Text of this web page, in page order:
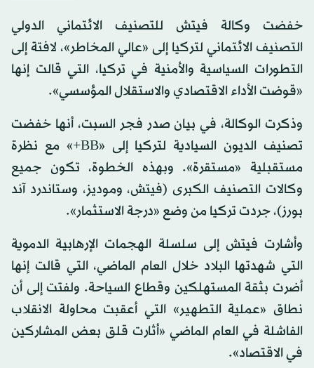
خفضت وكالة فيتش للتصنيف الائتماني الدولي
التصنيف الائتماني لتركيا إلى «عالي المخاطر»، لافتة إلى
التطورات السياسية والأمنية في تركيا، التي قالت إنها
«قوضت الأداء الاقتصادي والاستقلال المؤسسي».
وذكرت الوكالة، في بيان صدر فجر السبت، أنها خفضت
تصنيف الديون السيادية لتركيا إلى «BB+» مع نظرة
مستقبلية «مستقرة». وبهذه الخطوة، تكون جميع
وكالات التصنيف الكبرى (فيتش، وموديز، وستاندرد آند
بورز)، جردت تركيا من وضع «درجة الاستثمار».
وأشارت فيتش إلى سلسلة الهجمات الإرهابية الدموية
التي شهدتها البلاد خلال العام الماضي، التي قالت إنها
أضرت بثقة المستهلكين وقطاع السياحة. ولفتت إلى أن
نطاق «عملية التطهير» التي أعقبت محاولة الانقلاب
الفاشلة في العام الماضي «أثارت قلق بعض المشاركين
في الاقتصاد».